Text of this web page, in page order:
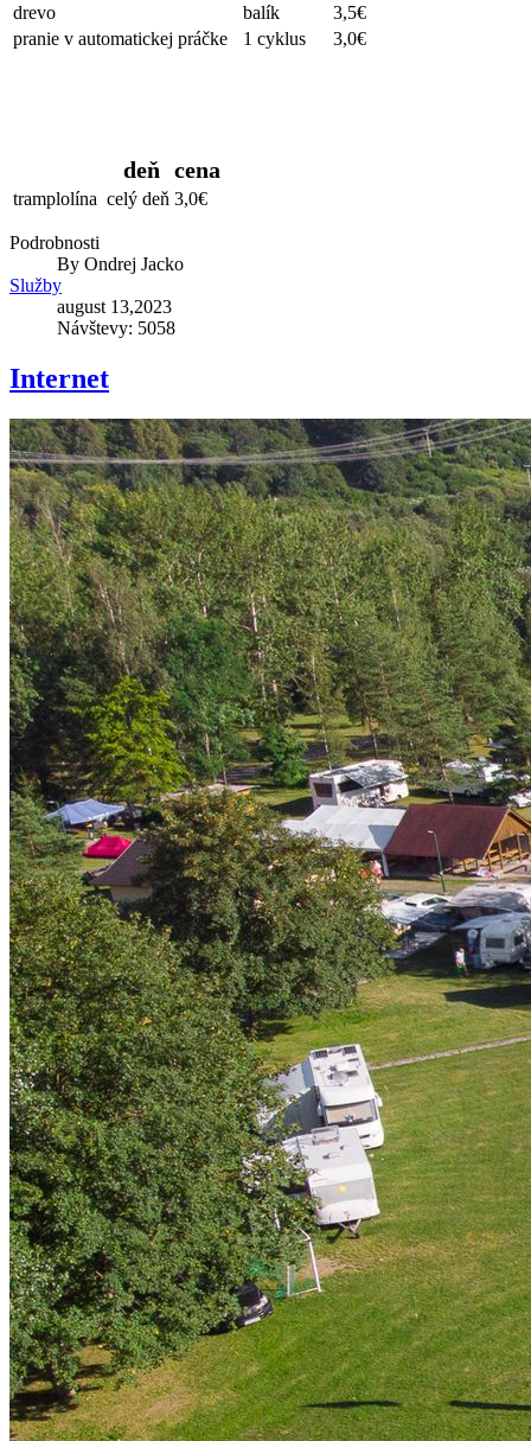
drevo balík
3,5€
pranie v automatickej práčke
1 cyklus 3,0€
deň cena
tramplolína celý deň 3,0€
Podrobnosti
By Ondrej Jacko
Služby
august 13,2023
Návštevy: 5058
Internet